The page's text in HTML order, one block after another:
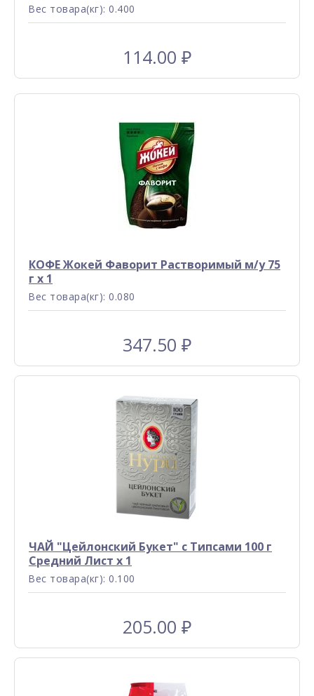
Вес товара(кг): 0.400
114.00 ₽
КОФЕ Жокей Фаворит Растворимый м/у 75
г x 1
Вес товара(кг): 0.080
347.50 ₽
ЧАЙ "Цейлонский Букет" с Типсами 100 г
Средний Лист x 1
Вес товара(кг): 0.100
205.00 ₽